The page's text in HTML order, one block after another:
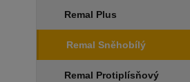
Remal Plus
Remal Sněhobílý
Remal Protiplísňový